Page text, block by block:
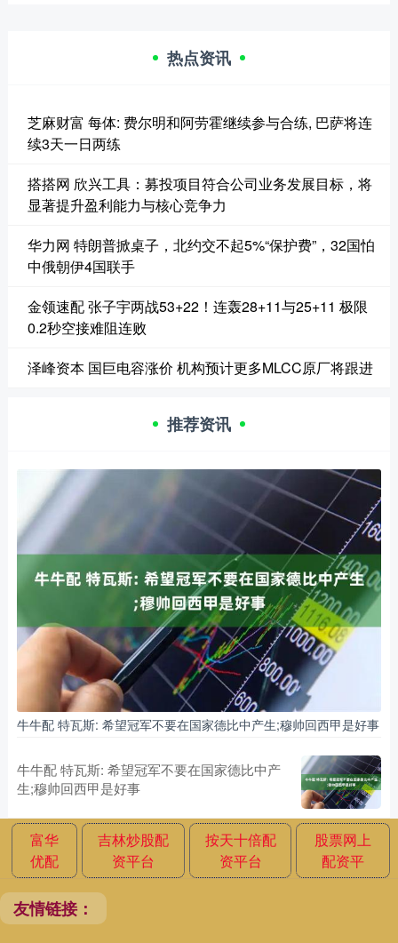
热点资讯
芝麻财富 每体: 费尔明和阿劳霍继续参与合练, 巴萨将连
续3天一日两练
搭搭网 欣兴工具：募投项目符合公司业务发展目标，将
显著提升盈利能力与核心竞争力
华力网 特朗普掀桌子，北约交不起5%“保护费”，32国怕
中俄朝伊4国联手
金领速配 张子宇两战53+22！连轰28+11与25+11 极限
0.2秒空接难阻连败
泽峰资本 国巨电容涨价 机构预计更多MLCC原厂将跟进
推荐资讯
牛牛配 特瓦斯: 希望冠军不要在国家德比中产生;穆帅回西甲是好事
牛牛配 特瓦斯: 希望冠军不要在国家德比中产
生;穆帅回西甲是好事
富华
优配
吉林炒股配
资平台
按天十倍配
资平台
股票网上
配资平
友情链接：